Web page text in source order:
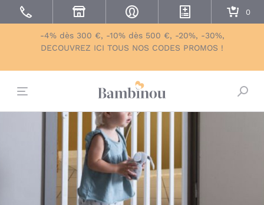
-4% dès 300 €, -10% dès 500 €, -20%, -30%,
DECOUVREZ ICI TOUS NOS CODES PROMOS !